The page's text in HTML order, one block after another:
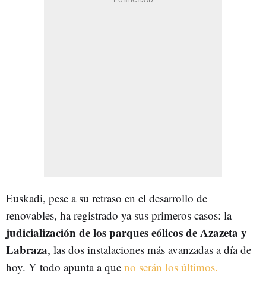
Euskadi, pese a su retraso en el desarrollo de
renovables, ha registrado ya sus primeros casos: la
judicialización de los parques eólicos de Azazeta y
Labraza, las dos instalaciones más avanzadas a día de
hoy. Y todo apunta a que no serán los últimos.